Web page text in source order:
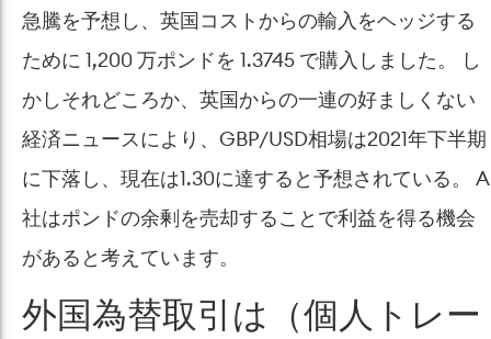
急騰を予想し、英国コストからの輸入をヘッジする
ために 1,200 万ポンドを 1.3745 で購入しました。 し
かしそれどころか、英国からの一連の好ましくない
経済ニュースにより、GBP/USD相場は2021年下半期
に下落し、現在は1.30に達すると予想されている。 A
社はポンドの余剰を売却することで利益を得る機会
があると考えています。
外国為替取引は（個人トレー